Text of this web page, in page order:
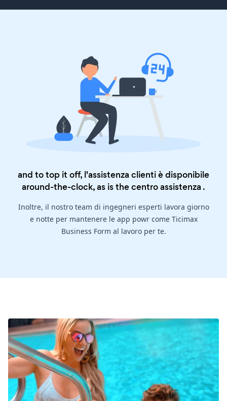
and to top it off, l'assistenza clienti è disponibile
around-the-clock, as is thecentro assistenza .
Inoltre, il nostro team di ingegneri esperti lavora giorno
e notte per mantenere le app powr come Ticimax
Business Form al lavoro per te.